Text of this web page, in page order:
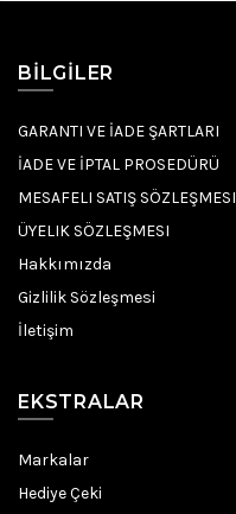
BILGILER
GARANTI VE İADE ŞARTLARI
İADE VE İPTAL PROSEDÜRÜ
MESAFELI SATIŞ SÖZLEŞMESI
ÜYELIK SÖZLEŞMESI
Hakkımızda
Gizlilik Sözleşmesi
İletişim
EKSTRALAR
Markalar
Hediye Çeki